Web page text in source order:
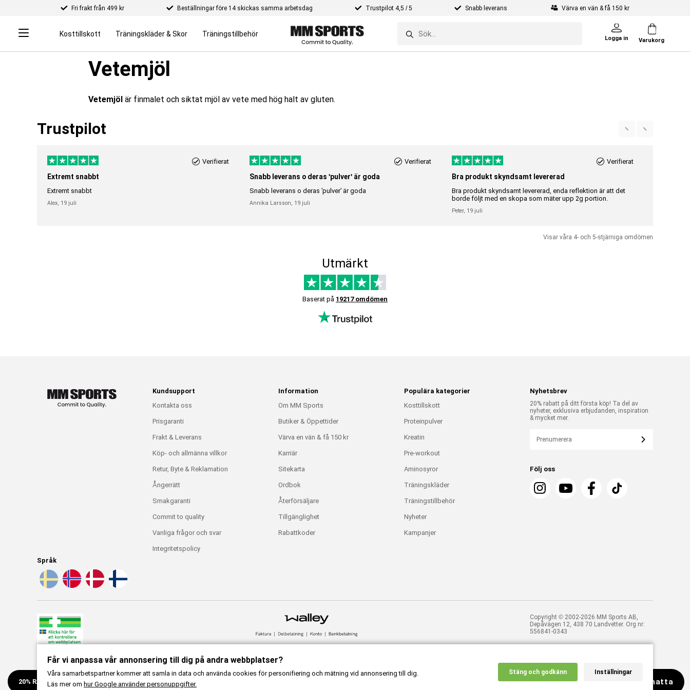
Fri frakt från 499 kr Beställningar före 14 skickas samma arbetsdag Trustpilot 4,5 / 5 Snabb leverans Värva en vän & få 150 kr
Kosttillskott Träningskläder & Skor Träningstillbehör
Logga in Varukorg
Vetemjöl
Vetemjöl är finmalet och siktat mjöl av vete med hög halt av gluten.
Trustpilot
Verifierat
Extremt snabbt
Extremt snabbt
Alex, 19 juli
Verifierat
Snabb leverans o deras 'pulver' är goda
Snabb leverans o deras 'pulver' är goda
Annika Larsson, 19 juli
Verifierat
Bra produkt skyndsamt levererad
Bra produkt skyndsamt levererad, enda reflektion är att det
borde följt med en skopa som mäter upp 2g portion.
Peter, 19 juli
Visar våra 4- och 5-stjärniga omdömen
Utmärkt
Baserat på 19217 omdömen
20% RABATT!
X
Chatta
Kundsupport
Kontakta oss
Prisgaranti
Frakt & Leverans
Köp- och allmänna villkor
Retur, Byte & Reklamation
Ångerrätt
Smakgaranti
Commit to quality
Vanliga frågor och svar
Integritetspolicy
Information
Om MM Sports
Butiker & Öppettider
Värva en vän & få 150 kr
Karriär
Sitekarta
Ordbok
Återförsäljare
Tillgänglighet
Rabattkoder
Populära kategorier
Kosttillskott
Proteinpulver
Kreatin
Pre-workout
Aminosyror
Träningskläder
Träningstillbehör
Nyheter
Kampanjer
Språk
Nyhetsbrev
20% rabatt på ditt första köp! Ta del av
nyheter, exklusiva erbjudanden, inspiration
& mycket mer.
Prenumerera
Följ oss
Copyright © 2002-2026 MM Sports AB,
Depåvägen 12, 438 70 Landvetter. Org nr:
556841-0343
Får vi anpassa vår annonsering till dig på andra webbplatser?
Våra samarbetspartner kommer att samla in data och använda cookies för personifiering och mätning vid annonsering till dig.
Läs mer om hur Google använder personuppgifter.
Stäng och godkänn Inställningar